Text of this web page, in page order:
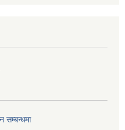
सम्बन्धमा